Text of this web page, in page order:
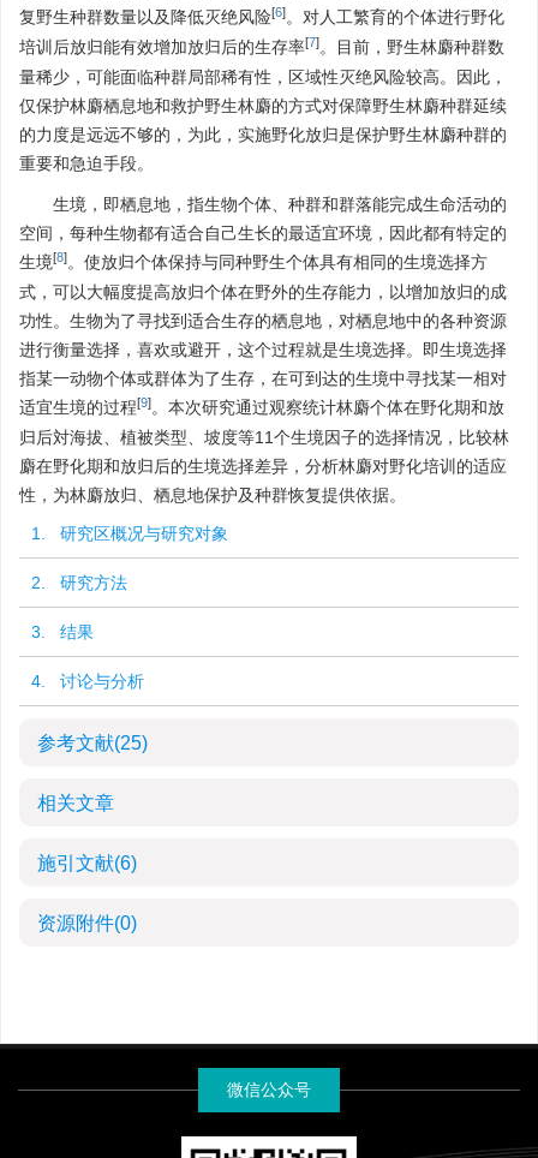
复野生种群数量以及降低灭绝风险[6]。对人工繁育的个体进行野化
培训后放归能有效增加放归后的生存率[7]。目前，野生林麝种群数
量稀少，可能面临种群局部稀有性，区域性灭绝风险较高。因此，
仅保护林麝栖息地和救护野生林麝的方式对保障野生林麝种群延续
的力度是远远不够的，为此，实施野化放归是保护野生林麝种群的
重要和急迫手段。
生境，即栖息地，指生物个体、种群和群落能完成生命活动的
空间，每种生物都有适合自己生长的最适宜环境，因此都有特定的
生境[8]。使放归个体保持与同种野生个体具有相同的生境选择方
式，可以大幅度提高放归个体在野外的生存能力，以增加放归的成
功性。生物为了寻找到适合生存的栖息地，对栖息地中的各种资源
进行衡量选择，喜欢或避开，这个过程就是生境选择。即生境选择
指某一动物个体或群体为了生存，在可到达的生境中寻找某一相对
适宜生境的过程[9]。本次研究通过观察统计林麝个体在野化期和放
归后対海拔、植被类型、坡度等11个生境因子的选择情况，比较林
麝在野化期和放归后的生境选择差异，分析林麝对野化培训的适应
性，为林麝放归、栖息地保护及种群恢复提供依据。
1. 研究区概况与研究对象
2. 研究方法
3. 结果
4. 讨论与分析
参考文献(25)
相关文章
施引文献(6)
资源附件(0)
微信公众号